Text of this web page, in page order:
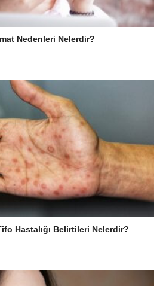
Nedenleri Nelerdir?
Hastalığı Belirtileri Nelerdir?